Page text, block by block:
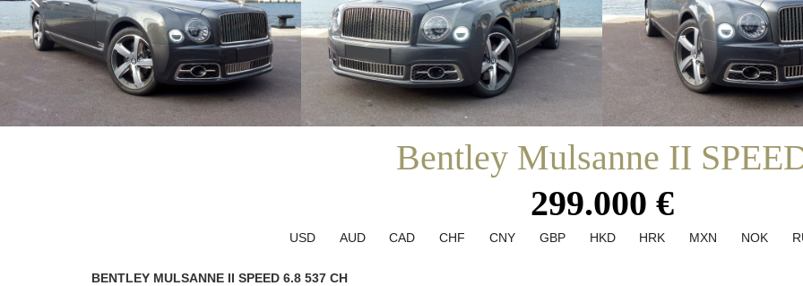
BENTLEY MULSANNE II SPEED
Bentley Mulsanne II
299.000 €
USD AUD CAD CHF CNY GBP HKD HRK MXN NOK
BENTLEY MULSANNE II SPEED 6.8 537 CH